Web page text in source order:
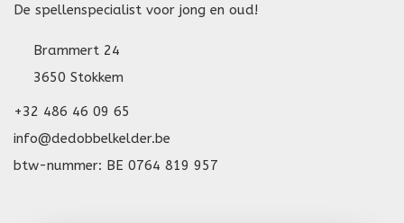
De spellenspecialist voor jong en oud!
Brammert 24
3650 Stokkem
+32 486 46 09 65
info@dedobbelkelder.be
btw-nummer: BE 0764 819 957